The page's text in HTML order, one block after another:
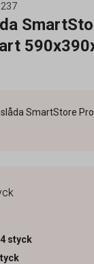
4 styck